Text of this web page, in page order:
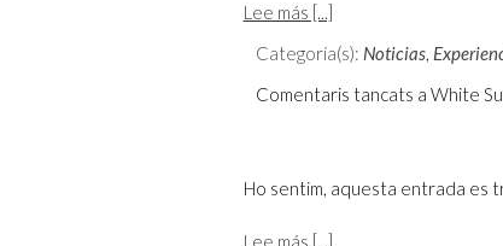
Lee más [...]
Categoría(s): Noticias,
Comentaris tancats a White
Ho sentim, aquesta entrada es
Lee más [...]